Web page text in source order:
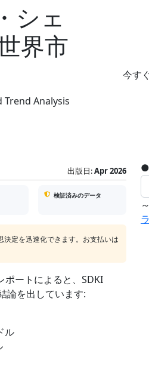
シェ
界市
Analysis
今す
出版日:Apr 2026
検証済みのデータ
定を迅速化できます。お支払いは
ポートによると、SDKI
論を出しています:
ル
●